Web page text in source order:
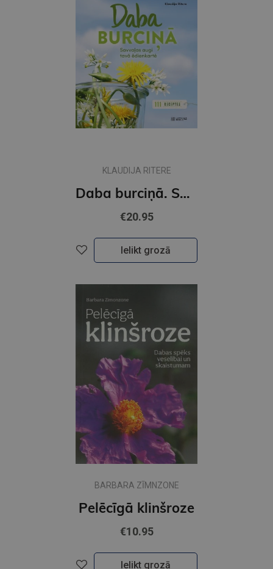
KLAUDIJA RITERE
Daba burciņā. Savvaļas augi tavā ēdienkartē
€20.95
Ielikt grozā
BARBARA ZĪMNZONE
Pelēcīgā klinšroze
€10.95
Ielikt grozā